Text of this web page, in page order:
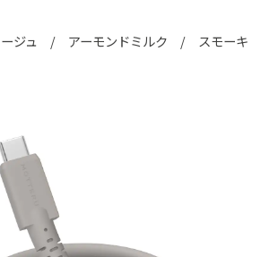
ージュ / アーモンドミルク / スモーキ